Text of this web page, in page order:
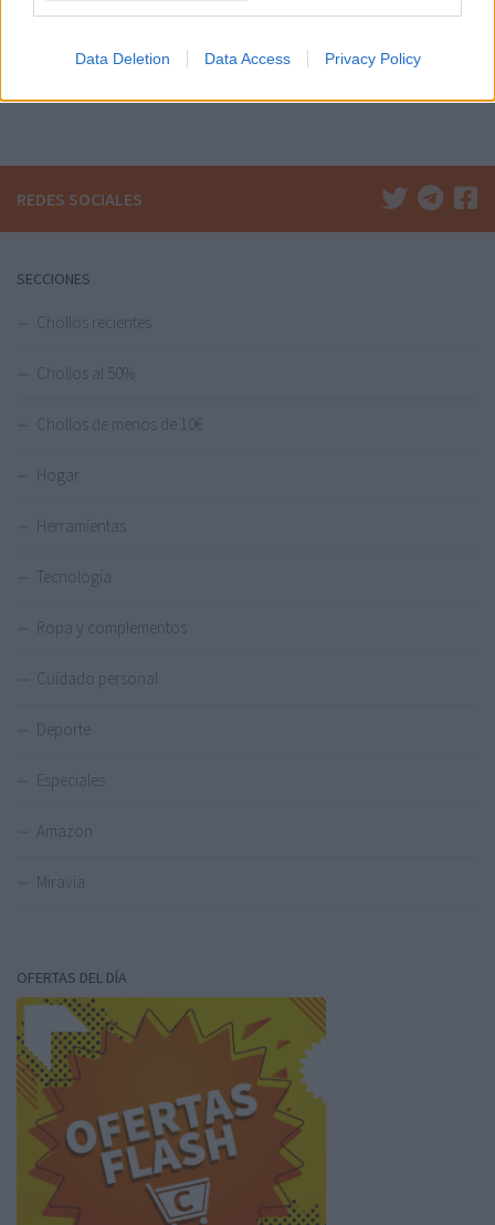
Data Deletion Data Access Privacy Policy
polo con tapeta de tres botones personalizados le confiere un
para el día a día.leer más
REDES SOCIALES
SECCIONES
Chollos recientes
Chollos al 50%
Chollos de menos de 10€
Hogar
Herramientas
Tecnología
Ropa y complementos
Cuidado personal
Deporte
Especiales
Amazon
Miravia
OFERTAS DEL DÍA